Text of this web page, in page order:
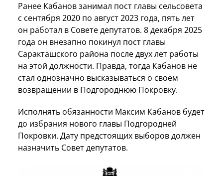
Ранее Кабанов занимал пост главы сельсовета
с сентября 2020 по август 2023 года, пять лет
он работал в Совете депутатов. 8 декабря 2025
года он внезапно покинул пост главы
Саракташского района после двух лет работы
на этой должности. Правда, тогда Кабанов не
стал однозначно высказываться о своем
возвращении в Подгороднюю Покровку.
Исполнять обязанности Максим Кабанов будет
до избрания нового главы Подгородней
Покровки. Дату предстоящих выборов должен
назначить Совет депутатов.